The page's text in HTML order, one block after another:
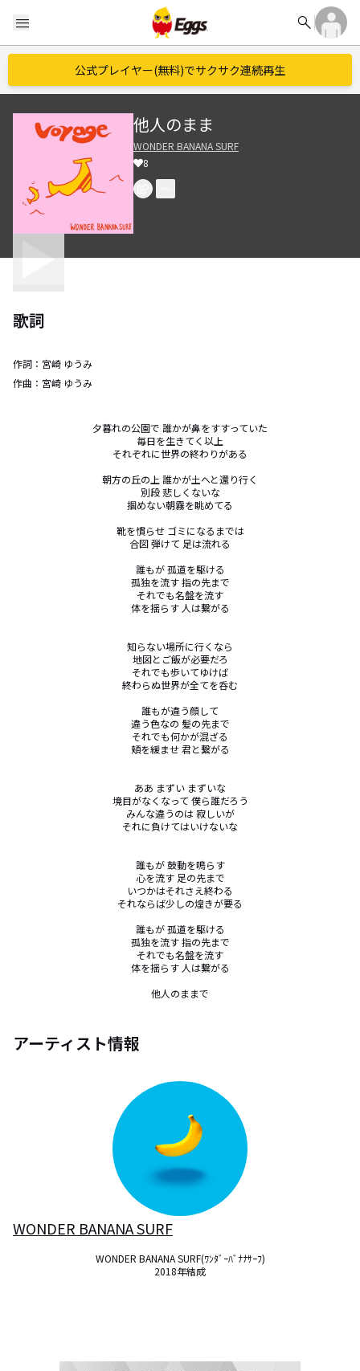
menu search
公式プレイヤー(無料)でサクサク連続再生
他人のまま
WONDER BANANA SURF
8
歌詞
作詞： 宮崎 ゆうみ
作曲： 宮崎 ゆうみ
夕暮れの公園で 誰かが鼻をすすっていた
毎日を生きてく以上
それぞれに世界の終わりがある
朝方の丘の上 誰かが土へと還り行く
別段 悲しくないな
掴めない朝霧を眺めてる
靴を慣らせ ゴミになるまでは
合図 弾けて 足は流れる
誰もが 孤道を駆ける
孤独を流す 指の先まで
それでも名盤を流す
体を揺らす 人は繋がる
知らない場所に行くなら
地図とご飯が必要だろ
それでも歩いてゆけば
終わらぬ世界が全てを呑む
誰もが違う顔して
違う色なの 髪の先まで
それでも何かが混ざる
頬を緩ませ 君と繋がる
ああ まずい まずいな
境目がなくなって 僕ら誰だろう
みんな違うのは 寂しいが
それに負けてはいけないな
誰もが 鼓動を鳴らす
心を流す 足の先まで
いつかはそれさえ終わる
それならば少しの煌きが要る
誰もが 孤道を駆ける
孤独を流す 指の先まで
それでも名盤を流す
体を揺らす 人は繋がる
他人のままで
アーティスト情報
WONDER BANANA SURF
WONDER BANANA SURF(ﾜﾝﾀﾞｰﾊﾞﾅﾅｻｰﾌ)
2018年結成